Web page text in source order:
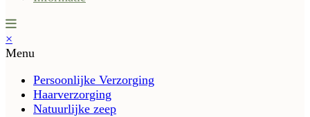
×
Menu
Persoonlijke Verzorging
Haarverzorging
Natuurlijke zeep